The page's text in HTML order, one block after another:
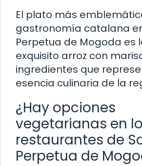
El plato más
gastronomía catalana
Perpetua de Mogoda es
exquisito arroz con
ingredientes que
esencia culinaria de la
¿Hay opciones
vegetarianas en
restaurantes de
Perpetua de